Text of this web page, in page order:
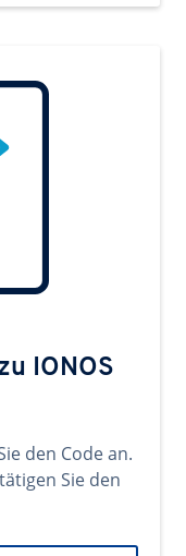
IONOS
den Code an.
Sie den